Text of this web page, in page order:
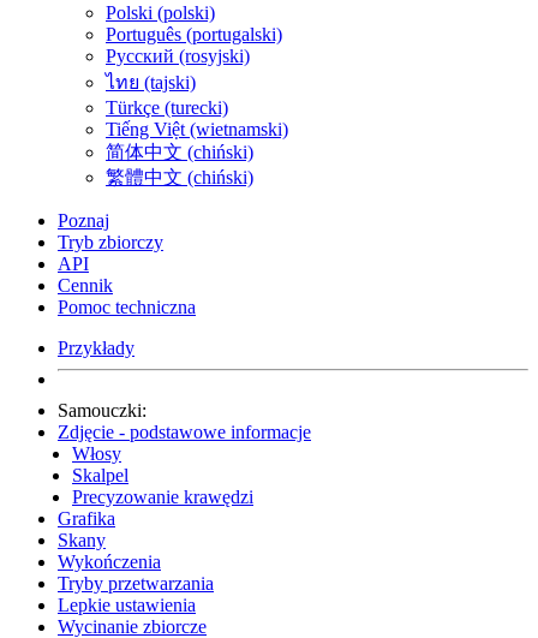
Polski (polski)
Português (portugalski)
Русский (rosyjski)
ไทย (tajski)
Türkçe (turecki)
Tiếng Việt (wietnamski)
简体中文 (chiński)
繁體中文 (chiński)
Poznaj
Tryb zbiorczy
API
Cennik
Pomoc techniczna
Przykłady
Samouczki:
Zdjęcie - podstawowe informacje
Włosy
Skalpel
Precyzowanie krawędzi
Grafika
Skany
Wykończenia
Tryby przetwarzania
Lepkie ustawienia
Wycinanie zbiorcze